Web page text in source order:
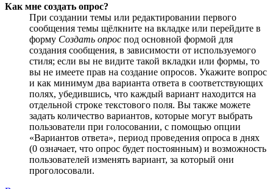
Как мне создать опрос?
При создании темы или редактировании первого
сообщения темы щёлкните на вкладке или перейдите в
форму Создать опрос под основной формой для
создания сообщения, в зависимости от используемого
стиля; если вы не видите такой вкладки или формы, то
вы не имеете прав на создание опросов. Укажите вопрос
и как минимум два варианта ответа в соответствующих
полях, убедившись, что каждый вариант находится на
отдельной строке текстового поля. Вы также можете
задать количество вариантов, которые могут выбрать
пользователи при голосовании, с помощью опции
«Вариантов ответа», период проведения опроса в днях
(0 означает, что опрос будет постоянным) и возможность
пользователей изменять вариант, за который они
проголосовали.